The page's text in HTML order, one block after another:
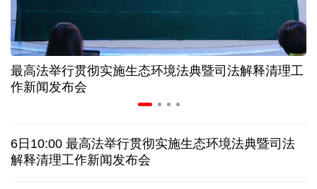
近346亿元 广东电网交出上半年投资建设亮眼答卷
31省份上半年外贸成绩单出炉 见证产业提质跃迁
俄黑客称获取北约直接参与袭击俄领土的书面证据
最高法举行贯彻实施生态环境法典暨司法解释清理工
作新闻发布会
6日10:00 最高法举行贯彻实施生态环境法典暨司法
解释清理工作新闻发布会